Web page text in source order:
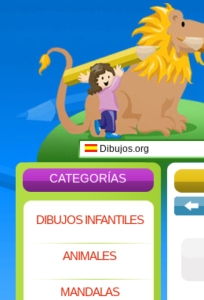
Dibujos.org
CATEGORÍAS
DIBUJOS INFANTILES
ANIMALES
MANDALAS